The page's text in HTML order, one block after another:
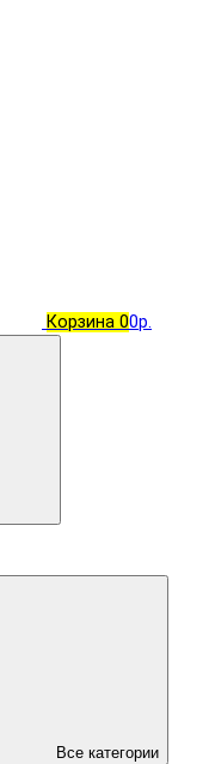
Корзина 00р.
Все категории